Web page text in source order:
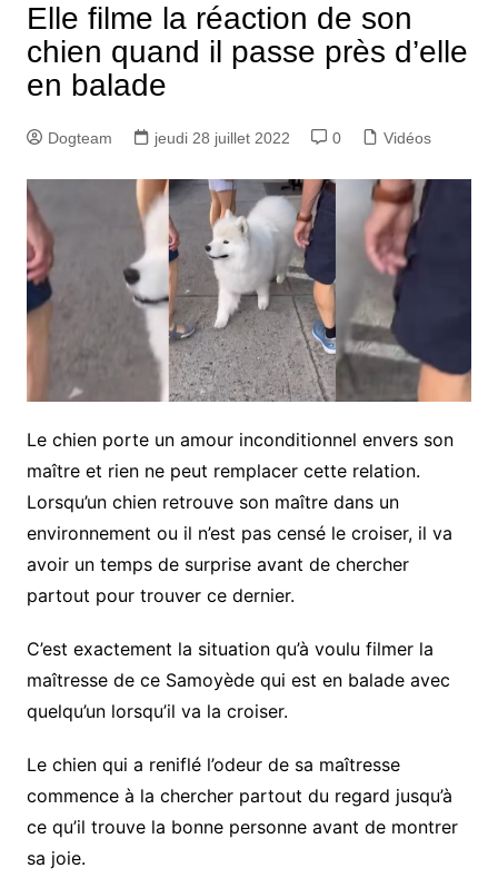
Elle filme la réaction de son
chien quand il passe près d’elle
en balade
Dogteam jeudi 28 juillet 2022 0 Vidéos
Le chien porte un amour inconditionnel envers son
maître et rien ne peut remplacer cette relation.
Lorsqu’un chien retrouve son maître dans un
environnement ou il n’est pas censé le croiser, il va
avoir un temps de surprise avant de chercher
partout pour trouver ce dernier.
C’est exactement la situation qu’à voulu filmer la
maîtresse de ce Samoyède qui est en balade avec
quelqu’un lorsqu’il va la croiser.
Le chien qui a reniflé l’odeur de sa maîtresse
commence à la chercher partout du regard jusqu’à
ce qu’il trouve la bonne personne avant de montrer
sa joie.